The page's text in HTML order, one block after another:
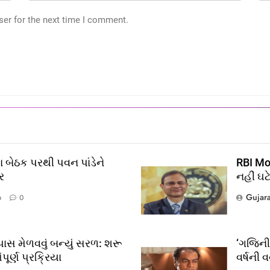
for the next time I comment.
બેઠક પરથી પવન પાંડેને
0
RBI
નહીં ઘટે
પાસ મેળવવું બન્યું સરળ: શરૂ
પ્રક્રિયા
વર્ષની